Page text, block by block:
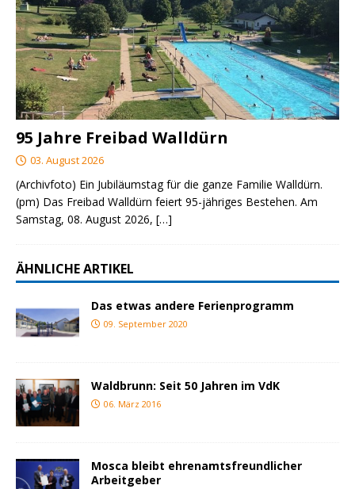
95 Jahre Freibad Walldürn
03. August 2026
(Archivfoto) Ein Jubiläumstag für die ganze Familie Walldürn.
(pm) Das Freibad Walldürn feiert 95-jähriges Bestehen. Am
Samstag, 08. August 2026, […]
ÄHNLICHE ARTIKEL
Das etwas andere Ferienprogramm
09. September 2020
Waldbrunn: Seit 50 Jahren im VdK
06. März 2016
Mosca bleibt ehrenamtsfreundlicher
Arbeitgeber